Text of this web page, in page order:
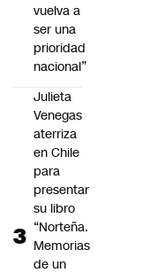
vuelva a
ser una
prioridad
nacional”
Julieta
Venegas
aterriza
en Chile
para
presentar
su libro
“Norteña.
Memorias
de un